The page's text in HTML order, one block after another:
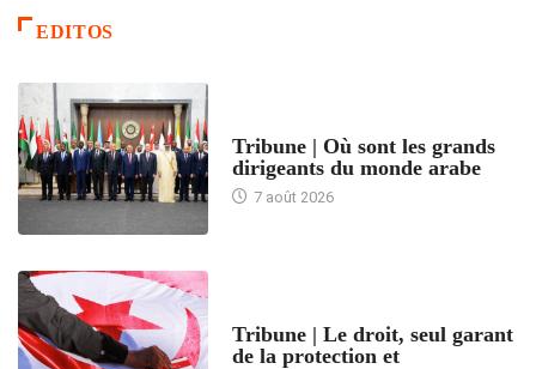
EDITOS
Tribune | Où sont les grands
dirigeants du monde arabe
7 août 2026
Tribune | Le droit, seul garant
de la protection et